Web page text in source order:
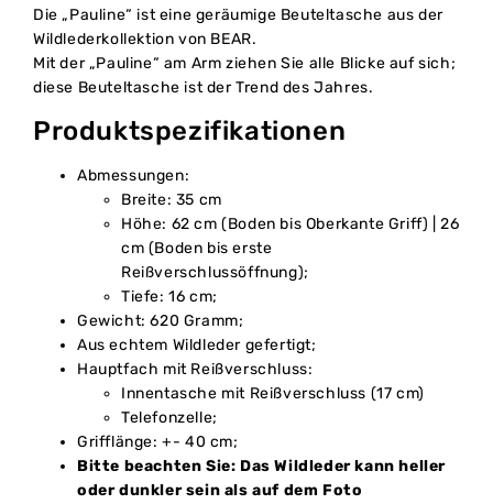
Die „Pauline“ ist eine geräumige Beuteltasche aus der
Wildlederkollektion von BEAR.
Mit der „Pauline“ am Arm ziehen Sie alle Blicke auf sich;
diese Beuteltasche ist der Trend des Jahres.
Produktspezifikationen
Abmessungen:
Breite: 35 cm
Höhe: 62 cm (Boden bis Oberkante Griff) | 26
cm (Boden bis erste
Reißverschlussöffnung);
Tiefe: 16 cm;
Gewicht: 620 Gramm;
Aus echtem Wildleder gefertigt;
Hauptfach mit Reißverschluss:
Innentasche mit Reißverschluss (17 cm)
Telefonzelle;
Grifflänge: +- 40 cm;
Bitte beachten Sie: Das Wildleder kann heller
oder dunkler sein als auf dem Foto